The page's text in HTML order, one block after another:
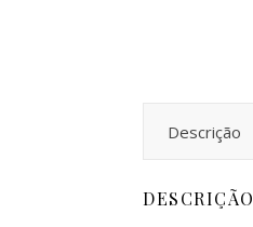
Descrição
DESCRIÇÃO